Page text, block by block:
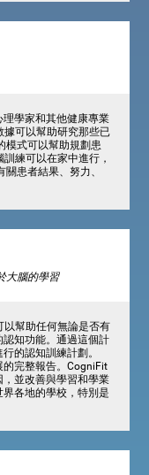
學家和其他健康專業
據可以幫助研究那些已
模式可以幫助規劃患
練可以在家中進行，
患者結果、努力、
大腦的學習
幫助任何無論是否有
知功能。通過這個計
的認知訓練計劃。
完整報告。CogniFit
並改善與學習和學業
各地的學校，特別是